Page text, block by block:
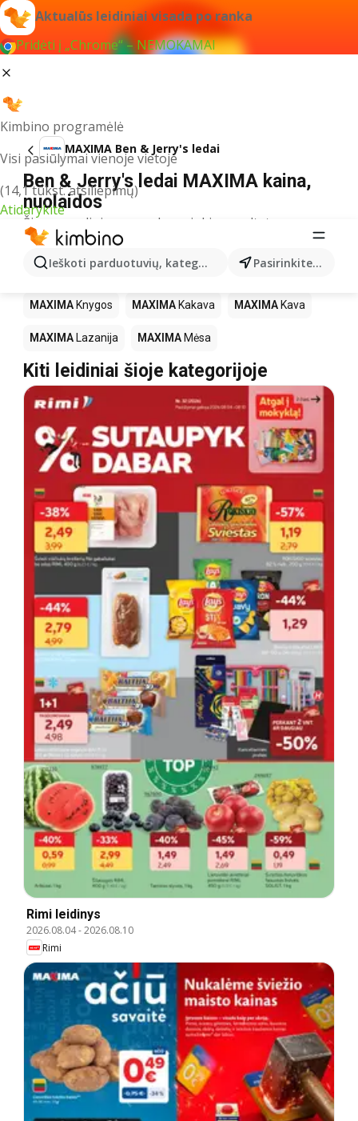
Aktualūs leidiniai visada po ranka
Pridėti į „Chrome“ – NEMOKAMAI
Kimbino programėlė
Visi pasiūlymai vienoje vietoje
(14,1 tūkst. atsiliepimų)
Atidarykite
Ieškoti parduotuvių, kategorijų, produktų... Pasirinkite miestą
MAXIMA Ben & Jerry's ledai
Ben & Jerry's ledai MAXIMA kaina,
nuolaidos
Šiuo pavadinimu neradome jokių rezultatų
Kiti produktai parduotuvėse MAXIMA
MAXIMA LEGO MAXIMA Gėrimai MAXIMA
MAXIMA Knygos MAXIMA Kakava MAXIMA Kava
MAXIMA Lazanija MAXIMA Mėsa
Kiti leidiniai šioje kategorijoje
Rimi leidinys
2026.08.04-2026.08.10
Rimi